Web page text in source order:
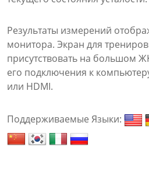
Результаты измерений
монитора. Экран для тренировки также может
присутствовать на большом
его подключения к
или HDMI.
Поддерживаемые Языки: